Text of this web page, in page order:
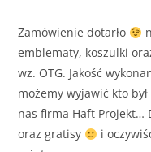
Zamówienie dotarło
emblematy, koszulki
wz. OTG. Jakość
możemy wyjawić kto
nas firma Haft Projekt…
oraz gratisy
i